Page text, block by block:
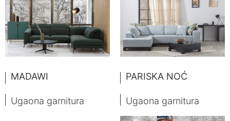
MADAWI
Ugaona garnitura
PARISKA NOĆ
Ugaona garnitura